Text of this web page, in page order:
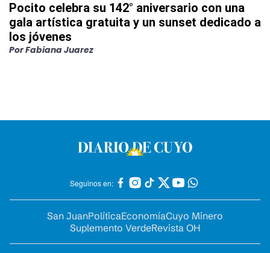
Pocito celebra su 142° aniversario con una
gala artística gratuita y un sunset dedicado a
los jóvenes
PorFabiana Juarez
Seguinos en:
San JuanPolíticaEconomíaCuyo Minero
Suplemento VerdeRevista OH